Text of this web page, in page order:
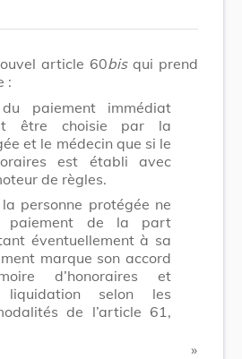
article 60bisqui prend
:
paiement immédiat
être choisie par la
et le médecin que si le
est établi avec
de règles.
personne protégée ne
paiement de la part
éventuellement à sa
marque son accord
d’honoraires et
selon les
de l’article 61,
​ »